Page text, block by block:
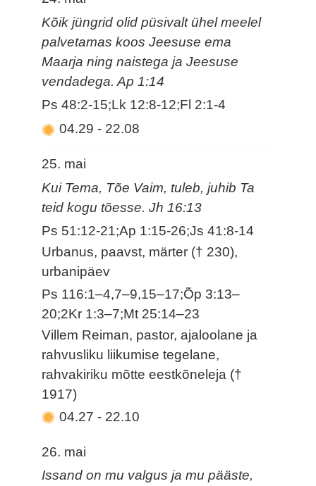
Kõik jüngrid olid püsivalt ühel meelel
palvetamas koos Jeesuse ema
Maarja ning naistega ja Jeesuse
vendadega. Ap 1:14
Ps 48:2-15;Lk 12:8-12;Fl 2:1-4
04.29- 22.08
25. mai
Kui Tema, Tõe Vaim, tuleb, juhib Ta
teid kogu tõesse. Jh 16:13
Ps 51:12-21;Ap 1:15-26;Js 41:8-14
Urbanus, paavst, märter († 230),
urbanipäev
Ps 116:1–4,7–9,15–17;Õp 3:13–
20;2Kr 1:3–7;Mt 25:14–23
Villem Reiman, pastor, ajaloolane ja
rahvusliku liikumise tegelane,
rahvakiriku mõtte eestkõneleja (†
1917)
04.27- 22.10
26. mai
Issand on mu valgus ja mu pääste,